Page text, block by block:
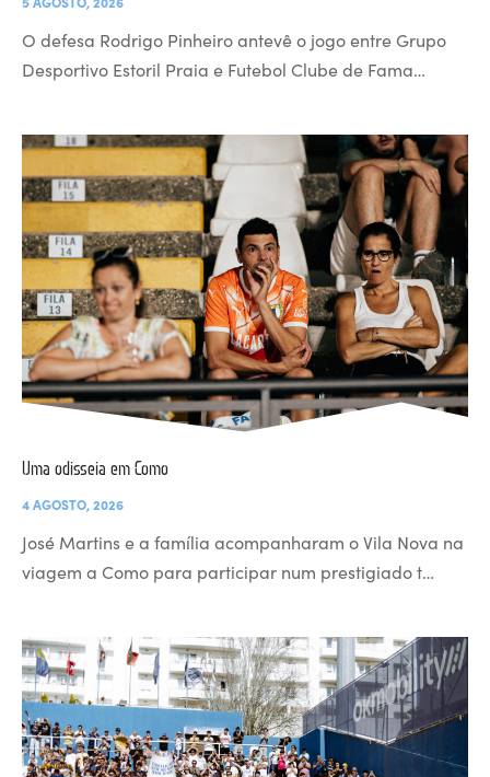
O defesa Rodrigo Pinheiro antevê o jogo entre Grupo
Desportivo Estoril Praia e Futebol Clube de Fama…
Uma odisseia em Como
4 AGOSTO, 2026
José Martins e a família acompanharam o Vila Nova na
viagem a Como para participar num prestigiado t…